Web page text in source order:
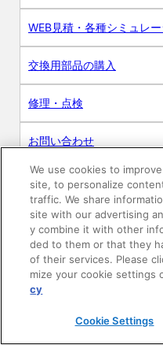
WEB見積・各種シミュレ
交換用部品の購入
修理・点検
お問い合わせ
ログイン
建築・設計関係者様向けサ
ユーザー登録サービス
WEB見積システム
収納プランニングソフト
We use cookies to
site, to personalize
traffic. We share
site with our advertising
y combine it with other
ded to them or that they
of their services. Please
mize your cookie settings
cy
Cookie Settings